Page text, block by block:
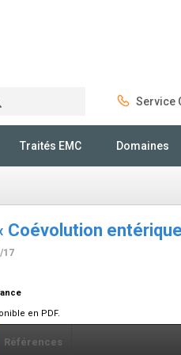
Service
Traités EMC Domaines
Coévolution
17
en PDF.
Références